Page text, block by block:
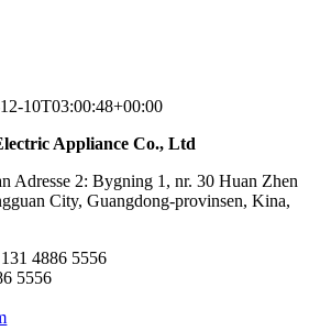
10T03:00:48+00:00
Appliance Co., Ltd
Adresse 2: Bygning 1, nr. 30 Huan Zhen
City, Guangdong-provinsen, Kina,
4886 5556
5556